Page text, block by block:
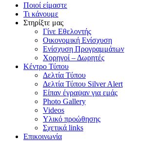
Ποιοί είμαστε
Τι κάνουμε
Στηρίξτε μας
Γίνε Εθελοντής
Οικονομική Ενίσχυση
Ενίσχυση Προγραμμάτων
Χορηγοί – Δωρητές
Κέντρο Τύπου
Δελτία Τύπου
Δελτία Τύπου Silver Alert
Είπαν έγραψαν για εμάς
Photo Gallery
Videos
Υλικό προώθησης
Σχετικά links
Επικοινωνία